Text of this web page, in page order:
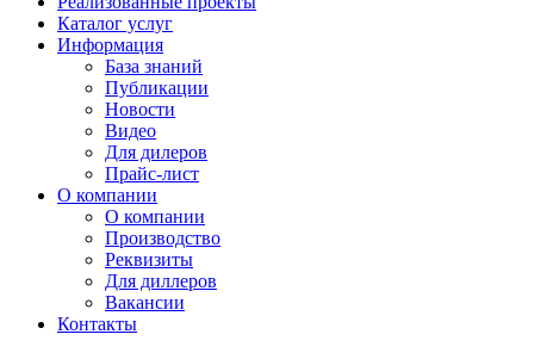
Каталог услуг
Информация
База знаний
Публикации
Новости
Видео
Для дилеров
Прайс-лист
О компании
О компании
Производство
Реквизиты
Для диллеров
Вакансии
Контакты